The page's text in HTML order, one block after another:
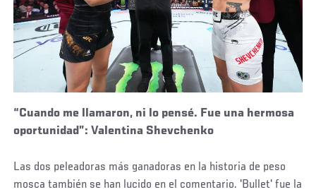
“Cuando me llamaron, ni lo pensé. Fue una hermosa
oportunidad”: Valentina Shevchenko
Las dos peleadoras más ganadoras en la historia de peso
mosca también se han lucido en el comentario. 'Bullet' fue la